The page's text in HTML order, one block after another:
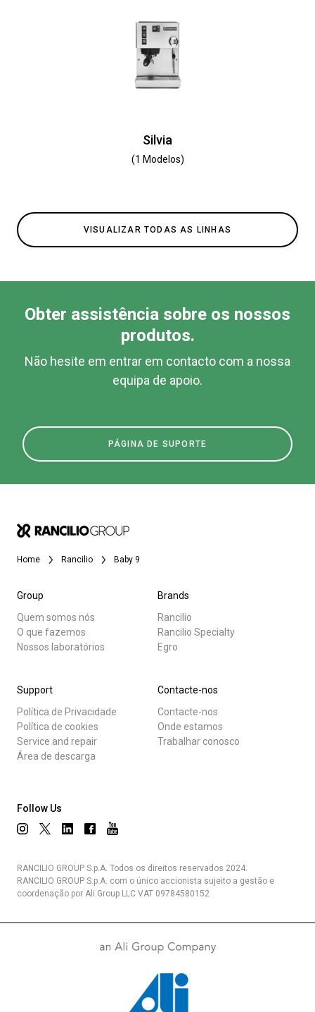
Silvia
(1 Modelos)
VISUALIZAR TODAS AS LINHAS
Obter assistência sobre os nossos
produtos.
Não hesite em entrar em contacto com a nossa
equipa de apoio.
PÁGINA DE SUPORTE
Home Rancilio Baby 9
Group
Quem somos nós
O que fazemos
Nossos laboratórios
Brands
Rancilio
Rancilio Specialty
Egro
Support
Política de Privacidade
Política de cookies
Service and repair
Área de descarga
Contacte-nos
Contacte-nos
Onde estamos
Trabalhar conosco
Follow Us
RANCILIO GROUP S.p.A. Todos os direitos reservados 2024.
RANCILIO GROUP S.p.A. com o único accionista sujeito a gestão e
coordenação por Ali Group LLC VAT 09784580152